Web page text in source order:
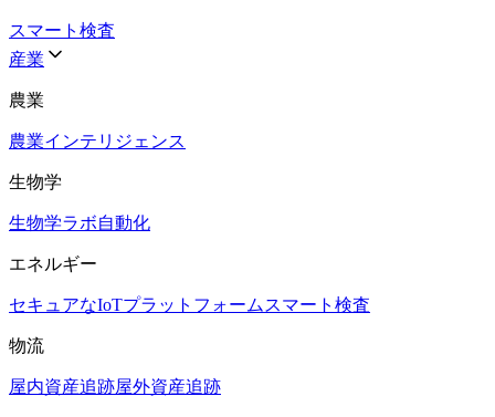
スマート検査
産業
農業
農業インテリジェンス
生物学
生物学ラボ自動化
エネルギー
セキュアなIoTプラットフォーム スマート検査
物流
屋内資産追跡屋外資産追跡